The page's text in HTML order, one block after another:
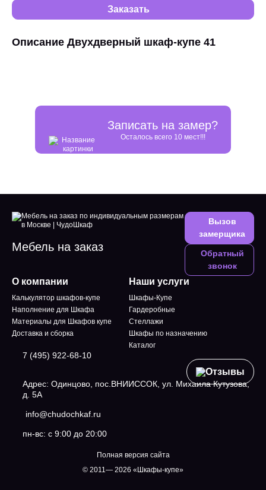
Заказать
Описание Двухдверный шкаф-купе 41
Записать на замер?
Осталось всего 10 мест!!!
Мебель на заказ
Вызов
замерщика
Обратный
звонок
О компании
Калькулятор шкафов-купе
Наполнение для Шкафа
Материалы для Шкафов купе
Доставка и сборка
Отзывы
Наши услуги
Шкафы-Купе
Гардеробные
Стеллажи
Шкафы по назначению
Каталог
7 (495) 922-68-10
Адрес: Одинцово, пос.ВНИИССОК, ул. Михаила Кутузова,
д. 5А
info@chudochkaf.ru
пн-вс: с 9:00 до 20:00
Полная версия сайта
© 2011— 2026 «Шкафы-купе»